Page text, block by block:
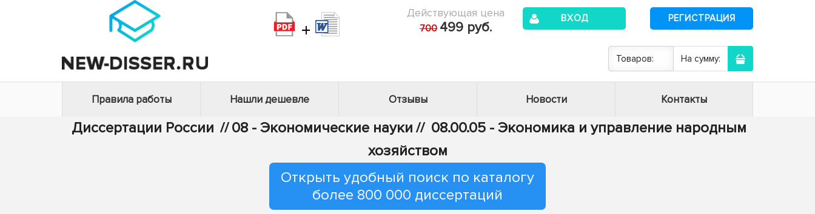
+
Действующая цена
700 499 руб.
ВХОД РЕГИСТРАЦИЯ
Товаров: На сумму:
Правила работы Нашли дешевле Отзывы Новости Контакты
Диссертации России // 08 - Экономические науки // 08.00.05 - Экономика и управление народным
хозяйством
Открыть удобный поиск по каталогу
более 800 000 диссертаций